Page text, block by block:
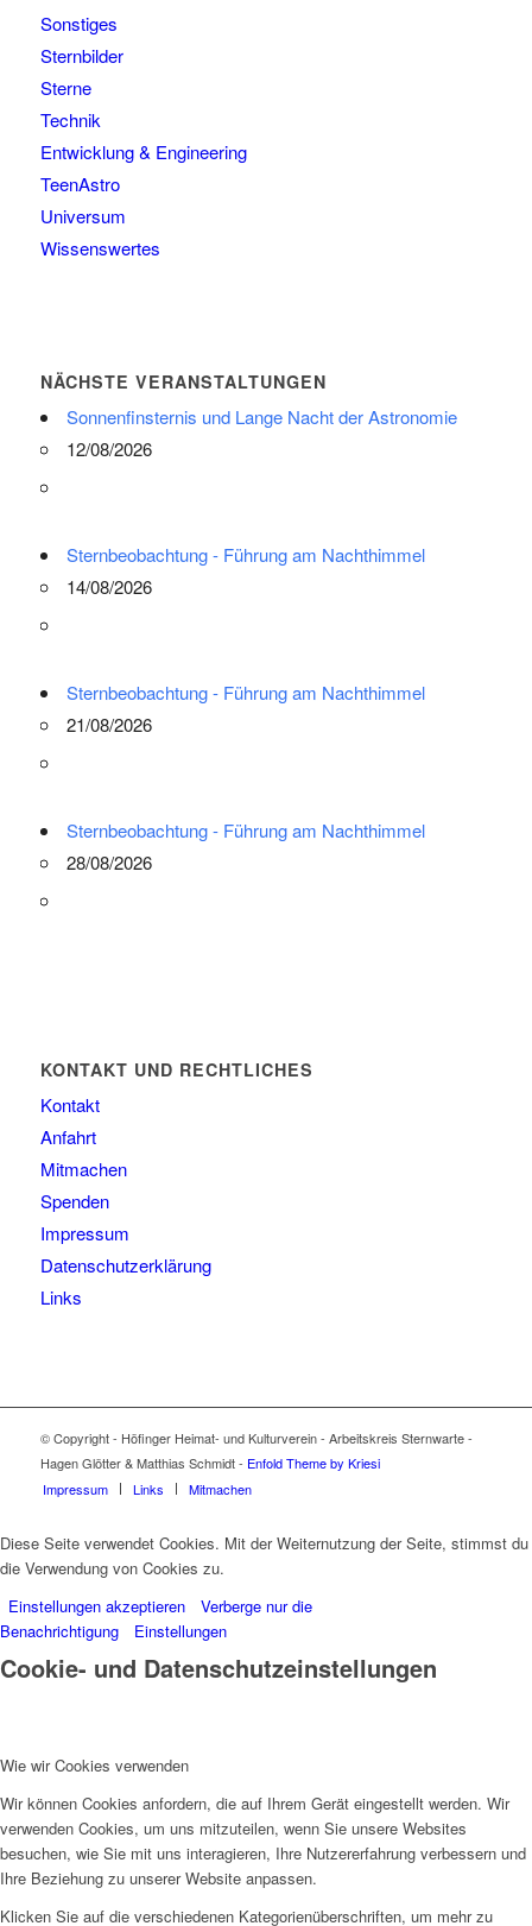
Sonstiges
Sternbilder
Sterne
Technik
Entwicklung & Engineering
TeenAstro
Universum
Wissenswertes
NÄCHSTE VERANSTALTUNGEN
Sonnenfinsternis und Lange Nacht der Astronomie
12/08/2026
Sternbeobachtung - Führung am Nachthimmel
14/08/2026
Sternbeobachtung - Führung am Nachthimmel
21/08/2026
Sternbeobachtung - Führung am Nachthimmel
28/08/2026
KONTAKT UND RECHTLICHES
Kontakt
Anfahrt
Mitmachen
Spenden
Impressum
Datenschutzerklärung
Links
© Copyright - Höfinger Heimat- und Kulturverein - Arbeitskreis Sternwarte -
Hagen Glötter & Matthias Schmidt - Enfold Theme by Kriesi
Impressum
Links Mitmachen
Diese Seite verwendet Cookies. Mit der Weiternutzung der Seite, stimmst du
die Verwendung von Cookies zu.
Einstellungen akzeptieren
Verberge nur die
Benachrichtigung
Einstellungen
Cookie- und Datenschutzeinstellungen
Wie wir Cookies verwenden
Wir können Cookies anfordern, die auf Ihrem Gerät eingestellt werden. Wir
verwenden Cookies, um uns mitzuteilen, wenn Sie unsere Websites
besuchen, wie Sie mit uns interagieren, Ihre Nutzererfahrung verbessern und
Ihre Beziehung zu unserer Website anpassen.
Klicken Sie auf die verschiedenen Kategorienüberschriften, um mehr zu